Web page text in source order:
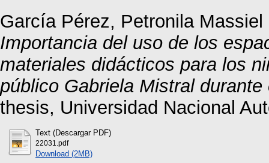
García Pérez, Petronila Massiel
Importancia del uso de los
materiales didácticos para los
público Gabriela Mistral
thesis, Universidad Nacional
Text (Descargar PDF)
22031.pdf
Download (2MB)